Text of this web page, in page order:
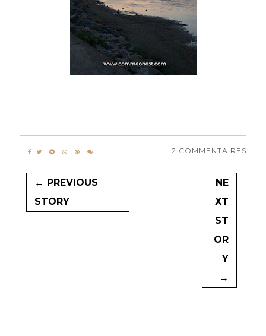
2 COMMENTAIRES
← PREVIOUS
STORY
NE
XT
ST
OR
Y
→